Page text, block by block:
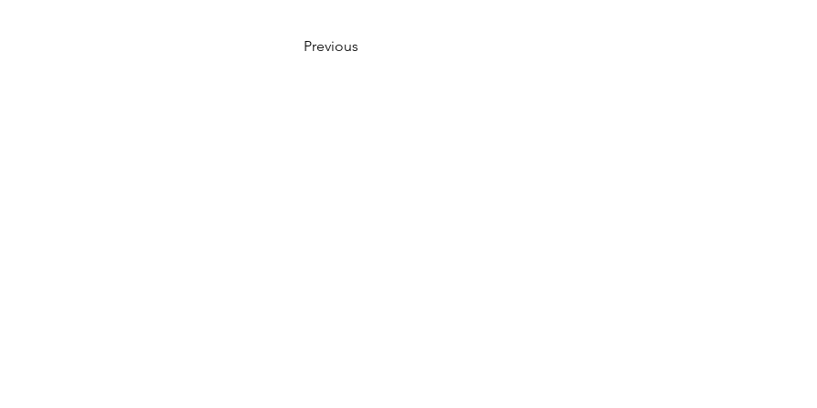
Previous